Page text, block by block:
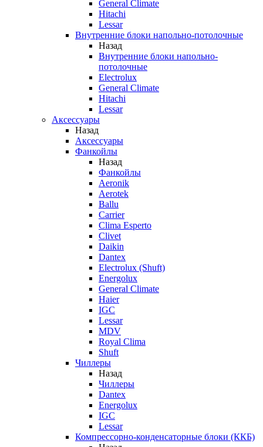
General Climate
Hitachi
Lessar
Внутренние блоки напольно-потолочные
Назад
Внутренние блоки напольно-
потолочные
Electrolux
General Climate
Hitachi
Lessar
Аксессуары
Назад
Аксессуары
Фанкойлы
Назад
Фанкойлы
Aeronik
Aerotek
Ballu
Carrier
Clima Esperto
Clivet
Daikin
Dantex
Electrolux (Shuft)
Energolux
General Climate
Haier
IGC
Lessar
MDV
Royal Clima
Shuft
Чиллеры
Назад
Чиллеры
Dantex
Energolux
IGC
Lessar
Компрессорно-конденсаторные блоки (ККБ)